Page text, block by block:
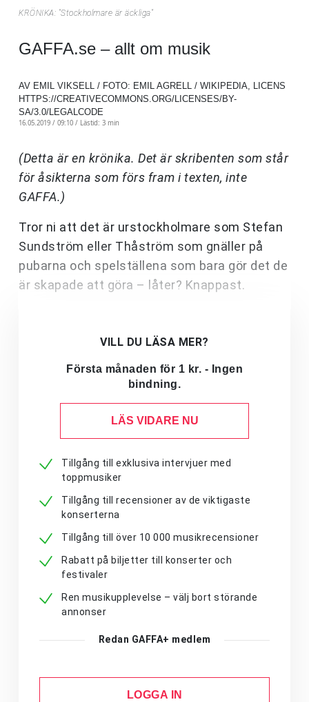
KRÖNIKA: "Stockholmare är äckliga"
GAFFA.se – allt om musik
AV EMIL VIKSELL / FOTO: EMIL AGRELL / WIKIPEDIA, LICENS
HTTPS://CREATIVECOMMONS.ORG/LICENSES/BY-
SA/3.0/LEGALCODE
16.05.2019 / 09:10 / Lästid: 3 min
(Detta är en krönika. Det är skribenten som står
för åsikterna som förs fram i texten, inte
GAFFA.)
Tror ni att det är urstockholmare som Stefan
Sundström eller Thåström som gnäller på
pubarna och spelställena som bara gör det de
är skapade att göra – låter? Knappast.
VILL DU LÄSA MER?
Första månaden för 1 kr. - Ingen
bindning.
LÄS VIDARE NU
Tillgång till exklusiva intervjuer med
toppmusiker
Tillgång till recensioner av de viktigaste
konserterna
Tillgång till över 10 000 musikrecensioner
Rabatt på biljetter till konserter och
festivaler
Ren musikupplevelse – välj bort störande
annonser
Redan GAFFA+ medlem
LOGGA IN